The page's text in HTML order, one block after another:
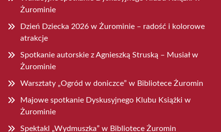
Żurominie
Dzień Dziecka 2026 w Żurominie – radość i kolorowe
atrakcje
Spotkanie autorskie z Agnieszką Struską – Musiał w
Żurominie
Warsztaty „Ogród w doniczce” w Bibliotece Żuromin
Majowe spotkanie Dyskusyjnego Klubu Książki w
Żurominie
Spektakl „Wydmuszka” w Bibliotece Żuromin